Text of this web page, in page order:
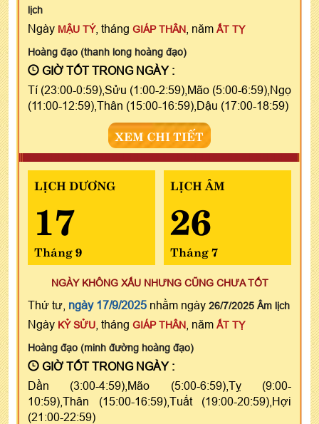
lịch
Ngày MẬU TÝ, tháng GIÁP THÂN , năm ẤT TỴ
Hoàng đạo (thanh long hoàng đạo)
GIỜ TỐT TRONG NGÀY :
Tí (23:00-0:59),Sửu (1:00-2:59),Mão (5:00-6:59),Ngọ
(11:00-12:59),Thân (15:00-16:59),Dậu (17:00-18:59)
XEM CHI TIẾT
LỊCH DƯƠNG
17
Tháng 9
LỊCH ÂM
26
Tháng 7
NGÀY KHÔNG XẤU NHƯNG CŨNG CHƯA TỐT
Thứ tư, ngày 17/9/2025 nhằm ngày 26/7/2025 Âm lịch
Ngày KỶ SỬU , tháng GIÁP THÂN , năm ẤT TỴ
Hoàng đạo (minh đường hoàng đạo)
GIỜ TỐT TRONG NGÀY :
Dần (3:00-4:59),Mão (5:00-6:59),Tỵ (9:00-
10:59),Thân (15:00-16:59),Tuất (19:00-20:59),Hợi
(21:00-22:59)